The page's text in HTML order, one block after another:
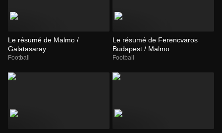
Le résumé de Malmo /
Galatasaray
Football
Le résumé de Ferencvaros
Budapest / Malmo
Football